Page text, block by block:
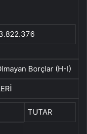
Borçlar (H-I)
TUTAR